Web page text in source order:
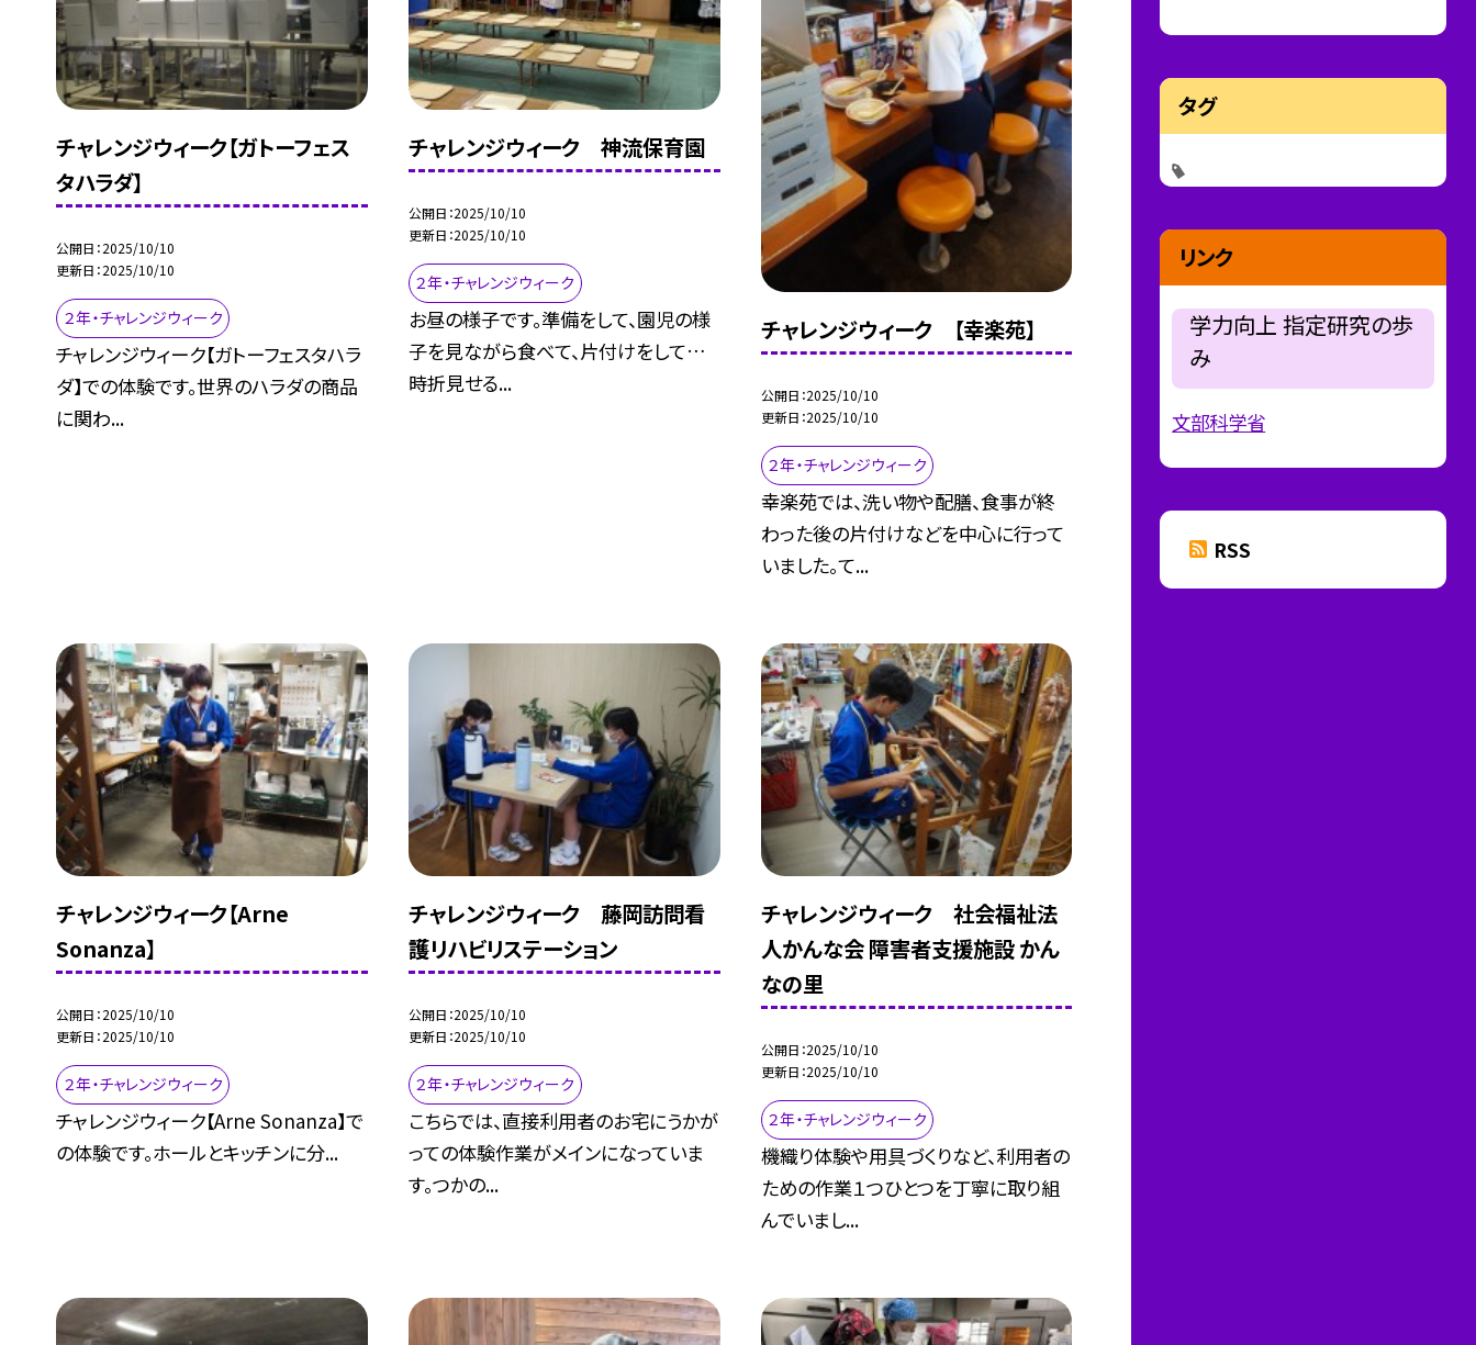
チャレンジウィーク【ガトーフェス
タハラダ】
公開日 2025/10/10
更新日 2025/10/10
２年・チャレンジウィーク
チャレンジウィーク【ガトーフェスタハラ
ダ】での体験です。世界のハラダの商品
に関わ...
チャレンジウィーク 神流保育園
公開日 2025/10/10
更新日 2025/10/10
２年・チャレンジウィーク
お昼の様子です。準備をして、園児の様
子を見ながら食べて、片付けをして…
時折見せる...
チャレンジウィーク 【幸楽苑】
公開日 2025/10/10
更新日 2025/10/10
２年・チャレンジウィーク
幸楽苑では、洗い物や配膳、食事が終
わった後の片付けなどを中心に行って
いました。て...
チャレンジウィーク【Arne
Sonanza】
公開日 2025/10/10
更新日 2025/10/10
２年・チャレンジウィーク
チャレンジウィーク【Arne Sonanza】で
の体験です。ホールとキッチンに分...
チャレンジウィーク 藤岡訪問看
護リハビリステーション
公開日 2025/10/10
更新日 2025/10/10
２年・チャレンジウィーク
こちらでは、直接利用者のお宅にうかが
っての体験作業がメインになっていま
す。つかの...
チャレンジウィーク 社会福祉法
人かんな会 障害者支援施設 かん
なの里
公開日 2025/10/10
更新日 2025/10/10
２年・チャレンジウィーク
機織り体験や用具づくりなど、利用者の
ための作業１つひとつを丁寧に取り組
んでいまし...
タグ
リンク
学力向上 指定研究の歩
み
文部科学省
RSS